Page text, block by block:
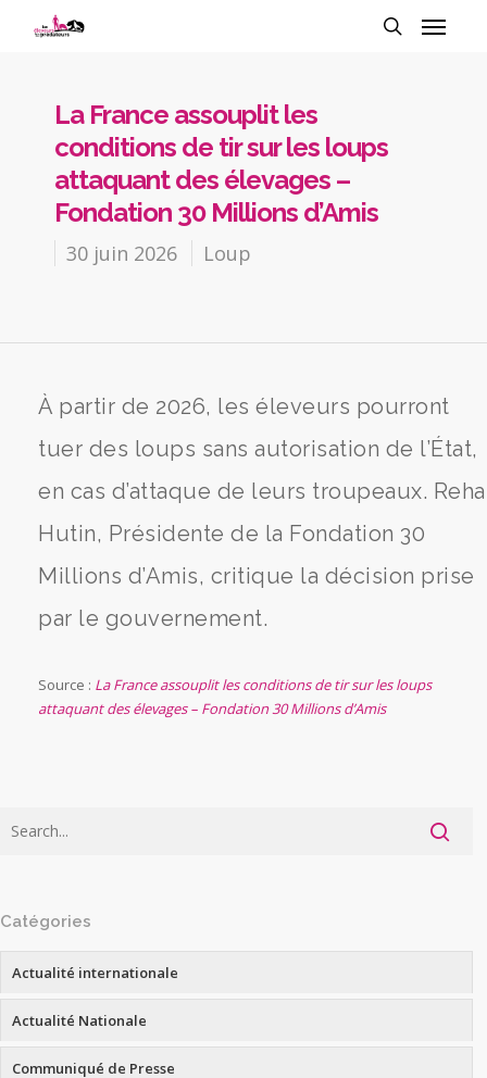
La France assouplit les
conditions de tir sur les loups
attaquant des élevages –
Fondation 30 Millions d’Amis
30 juin 2026 Loup
À partir de 2026, les éleveurs pourront
tuer des loups sans autorisation de l’État,
en cas d’attaque de leurs troupeaux. Reha
Hutin, Présidente de la Fondation 30
Millions d’Amis, critique la décision prise
par le gouvernement.
Source : La France assouplit les conditions de tir sur les loups
attaquant des élevages – Fondation 30 Millions d’Amis
Catégories
Actualité internationale
Actualité Nationale
Communiqué de Presse